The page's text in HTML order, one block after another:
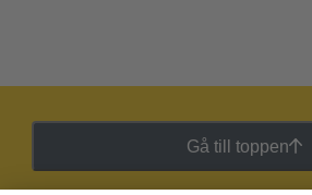
Gå till toppen